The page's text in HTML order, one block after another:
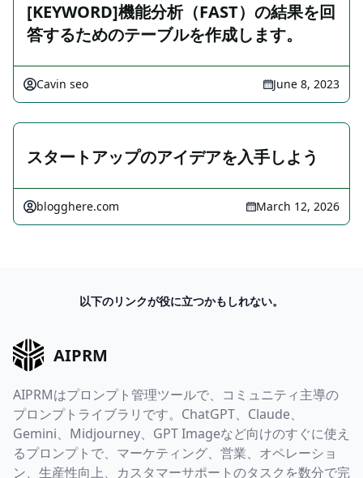
[KEYWORD]機能分析（FAST）の結果を回
答するためのテーブルを作成します。
Cavin seo June 8, 2023
スタートアップのアイデアを入手しよう
blogghere.com March 12, 2026
以下のリンクが役に立つかもしれない。
AIPRM
AIPRMはプロンプト管理ツールで、コミュニティ主導の
プロンプトライブラリです。ChatGPT、Claude、
Gemini、Midjourney、GPT Imageなど向けのすぐに使え
るプロンプトで、マーケティング、営業、オペレーショ
ン、生産性向上、カスタマーサポートのタスクを数分で完